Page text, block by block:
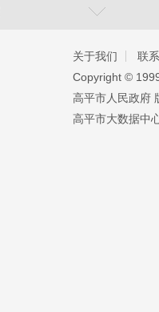
关于我们
联
Copyright ©️
高平市人民政府
高平市大数据